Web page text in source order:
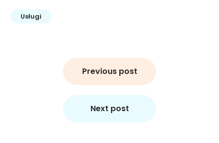
Usługi
Previous post
Next post